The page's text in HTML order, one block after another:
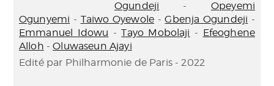
Ogundeji - Opeyemi
Ogunyemi - Taiwo Oyewole -Gbenja Ogundeji -
Emmanuel Idowu -Tayo Mobolaji - Efeoghene
Alloh -Oluwaseun Ajayi
Edité par Philharmonie de Paris - 2022